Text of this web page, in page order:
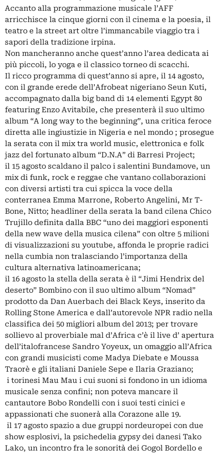
Accanto alla programmazione musicale l’AFF
arricchisce la cinque giorni con il cinema e la poesia, il
teatro e la street art oltre l’immancabile viaggio tra i
sapori della tradizione irpina.
Non mancheranno anche quest’anno l’area dedicata ai
più piccoli, lo yoga e il classico torneo di scacchi.
Il ricco programma di quest’anno si apre, il 14 agosto,
con il grande erede dell’Afrobeat nigeriano Seun Kuti,
accompagnato dalla big band di 14 elementi Egypt 80
featuring Enzo Avitabile, che presenterà il suo ultimo
album “A long way to the beginning”, una critica feroce
diretta alle ingiustizie in Nigeria e nel mondo ; prosegue
la serata con il mix tra world music, elettronica e folk
jazz del fortunato album “D.N.A” di Barresi Project;
il 15 agosto scaldano il palco i salentini Bundamove, un
mix di funk, rock e reggae che vantano collaborazioni
con diversi artisti tra cui spicca la voce della
conterranea Emma Marrone, Roberto Angelini, Mr T-
Bone, Nitto; headliner della serata la band cilena Chico
Trujillo definita dalla BBC “uno dei maggiori esponenti
della new wave della musica cilena” con oltre 5 milioni
di visualizzazioni su youtube, affonda le proprie radici
nella cumbia non tralasciando l’importanza della
cultura alternativa latinoamericana;
il 16 agosto la stella della serata è il “Jimi Hendrix del
deserto” Bombino con il suo ultimo album “Nomad”
prodotto da Dan Auerbach dei Black Keys, inserito da
Rolling Stone America e dall’autorevole NPR radio nella
classifica dei 50 migliori album del 2013; per trovare
sollievo al proverbiale mal d’Africa c’è il live d’ apertura
dell’italofrancese Sandro Yoyeux, un omaggio all’Africa
con grandi musicisti come Madya Diebate e Moussa
Traorè e gli italiani Daniele Sepe e Ilaria Graziano;
​ i torinesi Mau Mau i cui suoni si fondono in un idioma
musicale senza confini; non poteva mancare il
cantautore Bobo Rondelli con i suoi testi cinici e
appassionati che suonerà alla Corazone alle 19.
​ il 17 agosto spazio a due gruppi nordeuropei con due
show esplosivi, la psichedelia gypsy dei danesi Tako
Lako, un incontro fra le sonorità dei Gogol Bordello e